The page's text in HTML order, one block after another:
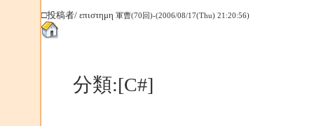
□投稿者/ επιστημη 軍曹(70回)-(2006/08/17(Thu) 21:20:56)
分類:[C#]